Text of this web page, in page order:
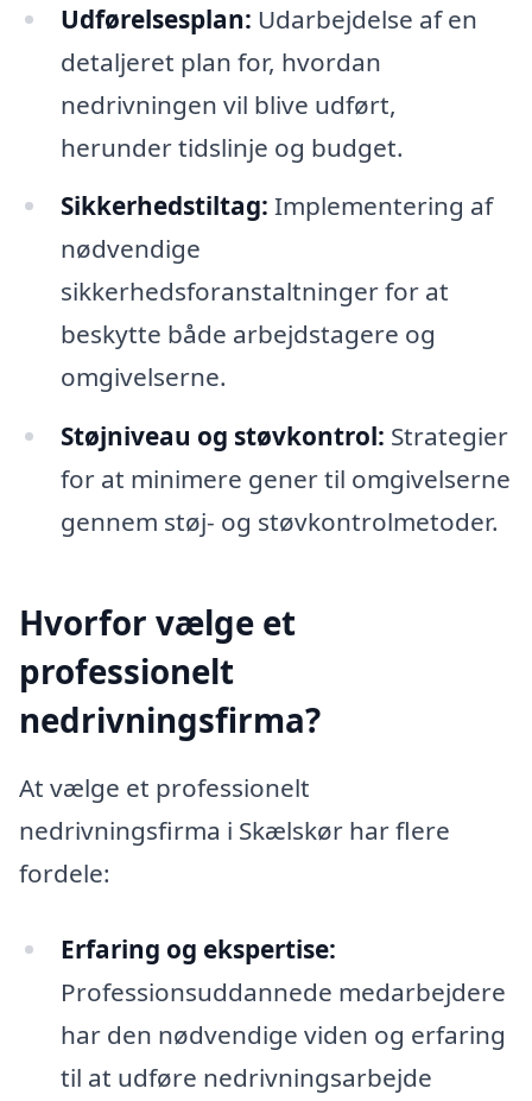
Udførelsesplan: Udarbejdelse af en
detaljeret plan for, hvordan
nedrivningen vil blive udført,
herunder tidslinje og budget.
Sikkerhedstiltag: Implementering af
nødvendige
sikkerhedsforanstaltninger for at
beskytte både arbejdstagere og
omgivelserne.
Støjniveau og støvkontrol: Strategier
for at minimere gener til omgivelserne
gennem støj- og støvkontrolmetoder.
Hvorfor vælge et
professionelt
nedrivningsfirma?
At vælge et professionelt
nedrivningsfirma i Skælskør har flere
fordele:
Erfaring og ekspertise:
Professionsuddannede medarbejdere
har den nødvendige viden og erfaring
til at udføre nedrivningsarbejde